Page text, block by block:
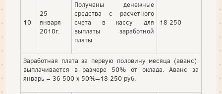
10
25
января
2010г.
Получены денежные
средства с расчетного
счета в кассу для
выплаты заработной
платы
18 250
Заработная плата за первую половину месяца (аванс)
выплачивается в размере 50% от оклада. Аванс за
январь = 36 500 х 50%=18 250 руб.